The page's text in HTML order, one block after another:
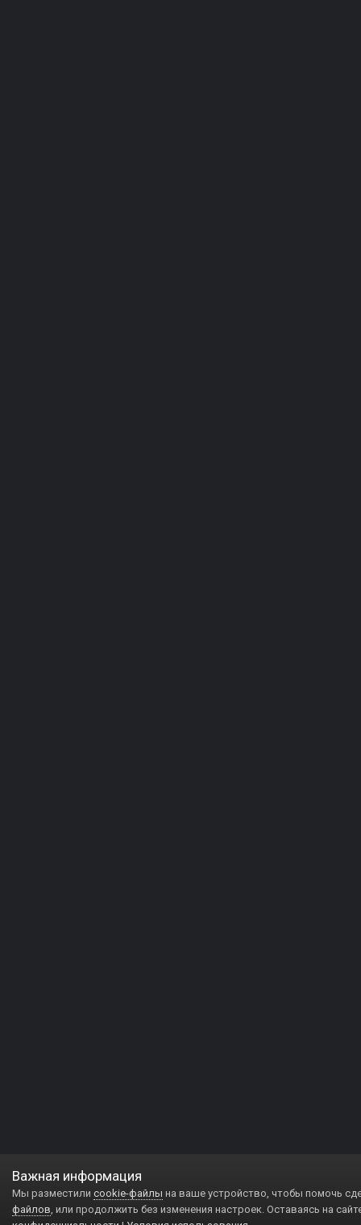
Важная информация
Мы разместили cookie-файлы на ваше устройство, чтобы помочь
файлов, или продолжить без изменения настроек. Оставаясь на